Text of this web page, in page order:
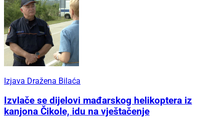
Izjava Dražena Bilaća
Izvlače se dijelovi mađarskog helikoptera iz
kanjona Čikole, idu na vještačenje